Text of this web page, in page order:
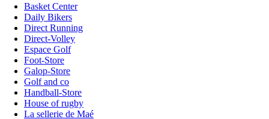
Basket Center
Daily Bikers
Direct Running
Direct-Volley
Espace Golf
Foot-Store
Galop-Store
Golf and co
Handball-Store
House of rugby
La sellerie de Maé